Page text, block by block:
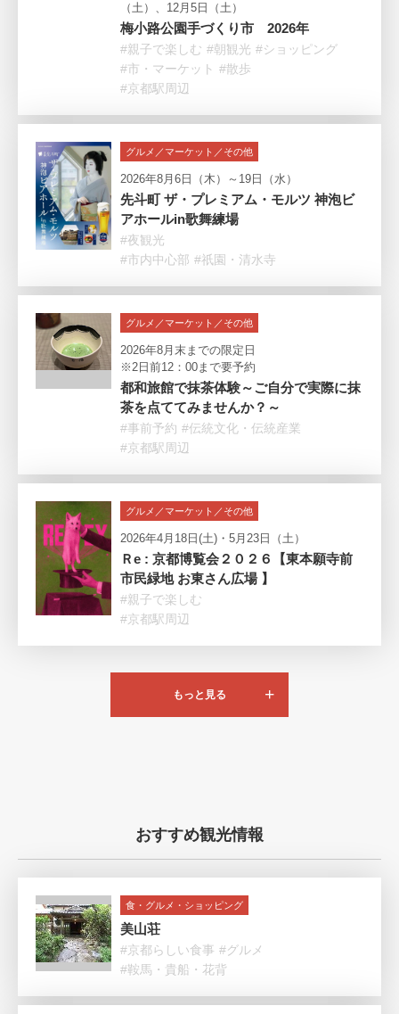
（土）、12月5日（土）
梅小路公園手づくり市 2026年
#親子で楽しむ #朝観光 #ショッピング
#市・マーケット #散歩
#京都駅周辺
グルメ／マーケット／その他
2026年8月6日（木）～19日（水）
先斗町 ザ・プレミアム・モルツ 神泡ビ
アホールin歌舞練場
#夜観光
#市内中心部 #祇園・清水寺
グルメ／マーケット／その他
2026年8月末までの限定日
※2日前12：00まで要予約
都和旅館で抹茶体験～ご自分で実際に抹
茶を点ててみませんか？～
#事前予約 #伝統文化・伝統産業
#京都駅周辺
グルメ／マーケット／その他
2026年4月18日(土)・5月23日（土）
Ｒe : 京都博覧会２０２６【東本願寺前
市民緑地 お東さん広場 】
#親子で楽しむ
#京都駅周辺
もっと見る
おすすめ観光情報
食・グルメ・ショッピング
美山荘
#京都らしい食事 #グルメ
#鞍馬・貴船・花背